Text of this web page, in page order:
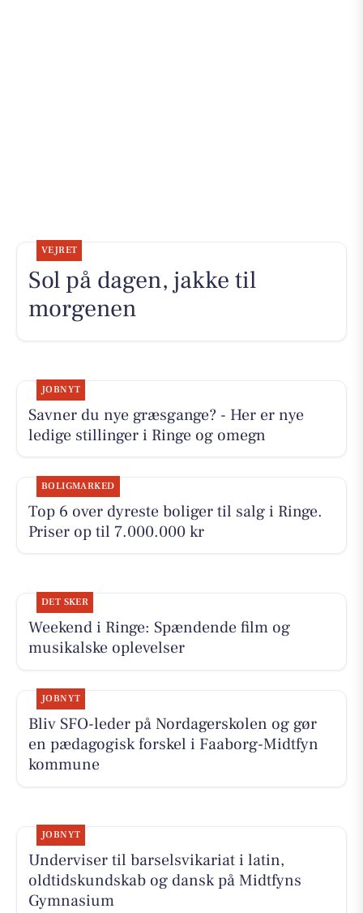
VEJRET
Sol på dagen, jakke til
morgenen
JOBNYT
Savner du nye græsgange? - Her er nye
ledige stillinger i Ringe og omegn
BOLIGMARKED
Top 6 over dyreste boliger til salg i Ringe.
Priser op til 7.000.000 kr
DET SKER
Weekend i Ringe: Spændende film og
musikalske oplevelser
JOBNYT
Bliv SFO-leder på Nordagerskolen og gør
en pædagogisk forskel i Faaborg-Midtfyn
kommune
JOBNYT
Underviser til barselsvikariat i latin,
oldtidskundskab og dansk på Midtfyns
Gymnasium